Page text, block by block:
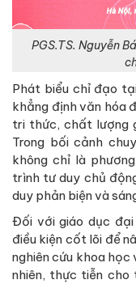
PGS.TS. Nguyễn
Phát biểu chỉ đạo
khẳng định văn hóa
tri thức, chất lượng
Trong bối cảnh
không chỉ là
trình tư duy chủ
duy phản biện và
Đối với giáo dục
điều kiện cốt lõi để
nghiên cứu khoa
nhiên, thực tiễn cho